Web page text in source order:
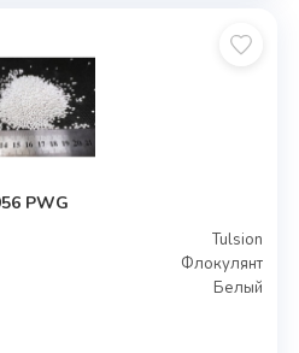
PWG
Tulsion
Флокулянт
Белый